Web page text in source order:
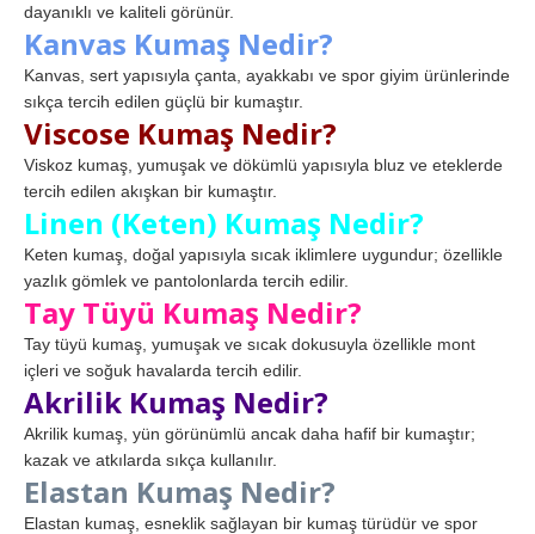
dayanıklı ve kaliteli görünür.
Kanvas Kumaş Nedir?
Kanvas, sert yapısıyla çanta, ayakkabı ve spor giyim ürünlerinde
sıkça tercih edilen güçlü bir kumaştır.
Viscose Kumaş Nedir?
Viskoz kumaş, yumuşak ve dökümlü yapısıyla bluz ve eteklerde
tercih edilen akışkan bir kumaştır.
Linen (Keten) Kumaş Nedir?
Keten kumaş, doğal yapısıyla sıcak iklimlere uygundur; özellikle
yazlık gömlek ve pantolonlarda tercih edilir.
Tay Tüyü Kumaş Nedir?
Tay tüyü kumaş, yumuşak ve sıcak dokusuyla özellikle mont
içleri ve soğuk havalarda tercih edilir.
Akrilik Kumaş Nedir?
Akrilik kumaş, yün görünümlü ancak daha hafif bir kumaştır;
kazak ve atkılarda sıkça kullanılır.
Elastan Kumaş Nedir?
Elastan kumaş, esneklik sağlayan bir kumaş türüdür ve spor